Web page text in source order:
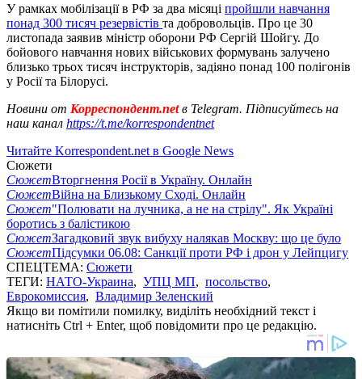
У рамках мобілізації в РФ за два місяці пройшли навчання
понад 300 тисяч резервістів та добровольців. Про це 30
листопада заявив міністр оборони РФ Сергій Шойгу. До
бойового навчання нових військових формувань залучено
близько трьох тисяч інструкторів, задіяно понад 100 полігонів
у Росії та Білорусі.
Новини от Корреспондент.netв Telegram. Підписуйтесь на
наш канал https://t.me/korrespondentnet
Читайте Korrespondent.net в Google News
Сюжети
СюжетВторгнення Росії в Україну. Онлайн
СюжетВійна на Близькому Сході. Онлайн
Сюжет"Полювати на лучника, а не на стрілу". Як Україні
боротись з балістикою
СюжетЗагадковий звук вибуху налякав Москву: що це було
СюжетПідсумки 06.08: Санкції проти РФ і дрон у Лейпцигу
СПЕЦТЕМА: Сюжети
ТЕГИ: НАТО-Украина, УПЦ МП, посольство,
Еврокомиссия, Владимир Зеленский
Якщо ви помітили помилку, виділіть необхідний текст і
натисніть Ctrl + Enter, щоб повідомити про це редакцію.